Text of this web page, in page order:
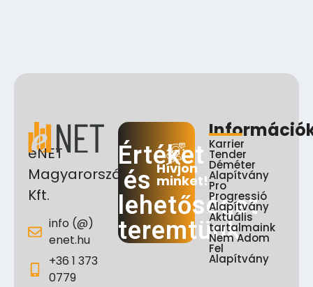
eNET
Magyarország
Kft.
info (@)
enet.hu
+36 1 373
0779
Értéket
és
lehetőséget
teremtünk
Hívjon
minket!
Karrier
Tender
Déméter
Alapítvány
Pro
Progressió
Alapítvány
Aktuális
tartalmaink
Nem Adom
Fel
Alapítvány